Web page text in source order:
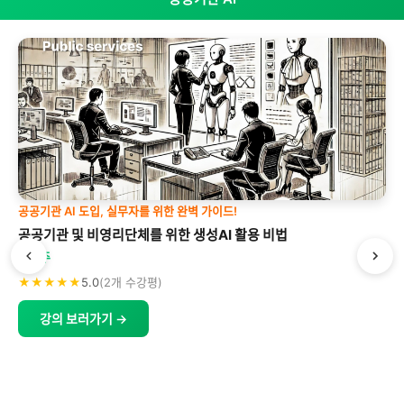
공공기관 AI 도입, 실무자를 위한 완벽 가이드!
공공기관 및 비영리단체를 위한 생성AI 활용 비법
박형주
★★★★★5.0(2개 수강평)
강의 보러가기 →